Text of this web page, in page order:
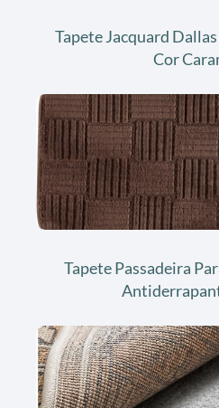
Tapete Jacquard
Cor
Tapete Passadeira